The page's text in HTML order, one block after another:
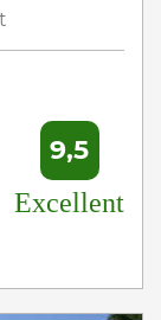
9,5
Excellent